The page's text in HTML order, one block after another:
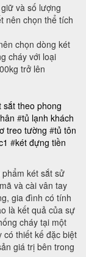
và số lượng
nên chọn thể tích
chọn dòng két
cháy với loại
trở lên
sắt theo phong
#tủ lạnh khách
treo tường #tủ tôn
#két đựng tiền
phẩm két sắt sử
và cài vân tay
gia đình có tính
là kết quả của sự
cháy tại một
có thiết kế đặc biệt
giá trị bên trong